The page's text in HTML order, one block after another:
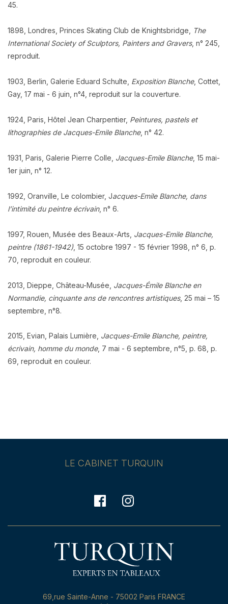
45.
1898, Londres, Princes Skating Club de Knightsbridge,
The
International Society of Sculptors, Painters and Gravers, n° 245,
reproduit.
1903, Berlin, Galerie Eduard Schulte, Exposition Blanche, Cottet,
Gay, 17 mai - 6 juin, n°4, reproduit sur la couverture.
1924, Paris, Hôtel Jean Charpentier, Peintures, pastels et
lithographies de Jacques-Emile Blanche, n° 42.
1931, Paris, Galerie Pierre Colle, Jacques-Emile Blanche, 15 mai-
1er juin, n° 12.
1992, Oranville, Le colombier, Jacques-Emile Blanche, dans
l’intimité du peintre écrivain, n° 6.
1997, Rouen, Musée des Beaux-Arts, Jacques-Emile Blanche,
peintre (1861-1942), 15 octobre 1997 - 15 février 1998, n° 6, p.
70, reproduit en couleur.
2013, Dieppe, Château-Musée, Jacques-Émile Blanche en
Normandie, cinquante ans de rencontres artistiques, 25 mai – 15
septembre, n°8.
2015, Evian, Palais Lumière, Jacques-Emile Blanche, peintre,
écrivain, homme du monde, 7 mai - 6 septembre, n°5, p. 68, p.
69, reproduit en couleur.
LE CABINET TURQUIN
69,rue Sainte-Anne - 75002 Paris FRANCE